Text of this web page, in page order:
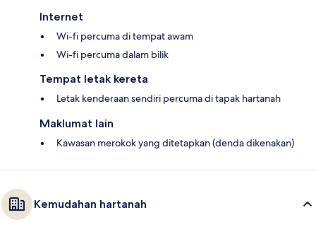
Internet
Wi-fi percuma di tempat awam
Wi-fi percuma dalam bilik
Tempat letak kereta
Letak kenderaan sendiri percuma di tapak hartanah
Maklumat lain
Kawasan merokok yang ditetapkan (denda dikenakan)
Kemudahan hartanah